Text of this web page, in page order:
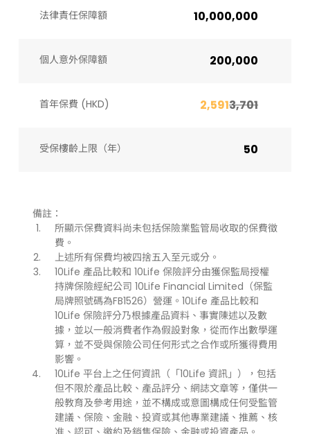
法律責任保障額 10,000,000
個人意外保障額 200,000
首年保費 (HKD) 2,5913,701
受保樓齡上限（年）​ 50
備註：
所顯示保費資料尚未包括保險業監管局收取的保費徵
費。
上述所有保費均被四捨五入至元或分。
10Life 產品比較和 10Life 保險評分由獲保監局授權
持牌保險經紀公司 10Life Financial Limited（保監
局牌照號碼為FB1526）營運。10Life 產品比較和
10Life 保險評分乃根據產品資料、事實陳述以及數
據，並以一般消費者作為假設對象，從而作出數學運
算，並不受與保險公司任何形式之合作或所獲得費用
影響。
10Life 平台上之任何資訊（「10Life 資訊」），包括
但不限於產品比較、產品評分、網誌文章等，僅供一
般教育及參考用途，並不構成或意圖構成任何受監管
建議、保險、金融、投資或其他專業建議、推薦、核